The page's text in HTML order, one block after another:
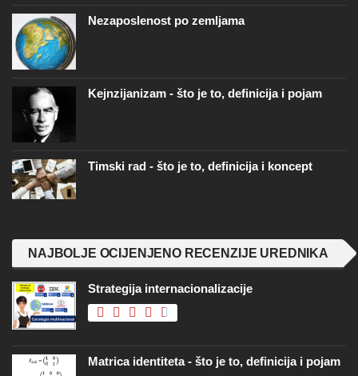
Nezaposlenost po zemljama
Kejnzijanizam - što je to, definicija i pojam
Timski rad - što je to, definicija i koncept
NAJBOLJE OCIJENJENO RECENZIJE UREDNIKA
Strategija internacionalizacije
Matrica identiteta - što je to, definicija i pojam